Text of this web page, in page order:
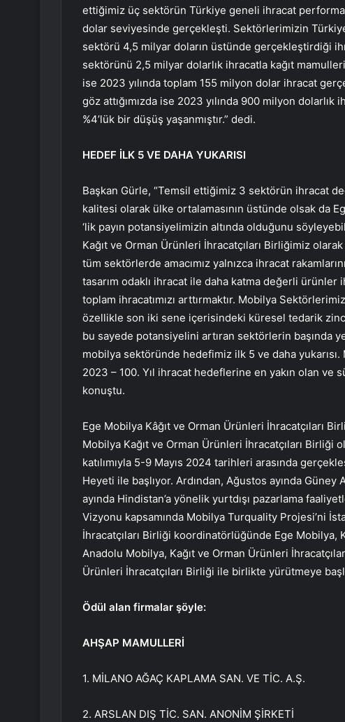
ettiğimiz üç sektörün Türkiye geneli ihracat
dolar seviyesinde gerçekleşti. Sektörlerimizin
sektörü 4,5 milyar doların üstünde gerçekleştirdiği
sektörünü 2,5 milyar dolarlık ihracatla kağıt
ise 2023 yılında toplam 155 milyon dolar ihracat
göz attığımızda ise 2023 yılında 900 milyon
%4’lük bir düşüş yaşanmıştır.” dedi.
HEDEF İLK 5 VE DAHA YUKARISI
Başkan Gürle, “Temsil ettiğimiz 3 sektörün ihracat
kalitesi olarak ülke ortalamasının üstünde olsak da
‘lik payın potansiyelimizin altında olduğunu
Kağıt ve Orman Ürünleri İhracatçıları Birliğimiz
tüm sektörlerde amacımız yalnızca ihracat
tasarım odaklı ihracat ile daha katma değerli ürünler
toplam ihracatımızı arttırmaktır. Mobilya
özellikle son iki sene içerisindeki küresel tedarik
bu sayede potansiyelini artıran sektörlerin başında
mobilya sektöründe hedefimiz ilk 5 ve daha
2023 – 100. Yıl ihracat hedeflerine en yakın olan ve
konuştu.
Ege Mobilya Kâğıt ve Orman Ürünleri İhracatçıları
Mobilya Kağıt ve Orman Ürünleri İhracatçıları Birliği
katılımıyla 5-9 Mayıs 2024 tarihleri arasında
Heyeti ile başlıyor. Ardından, Ağustos ayında Güney
ayında Hindistan’a yönelik yurtdışı pazarlama
Vizyonu kapsamında Mobilya Turquality Projesi’ni
İhracatçıları Birliği koordinatörlüğünde Ege Mobilya,
Anadolu Mobilya, Kağıt ve Orman Ürünleri
Ürünleri İhracatçıları Birliği ile birlikte yürütmeye
Ödül alan firmalar şöyle:
AHŞAP MAMULLERİ
1. MİLANO AĞAÇ KAPLAMA SAN. VE TİC. A.Ş.
2. ARSLAN DIŞ TİC. SAN. ANONİM ŞİRKETİ